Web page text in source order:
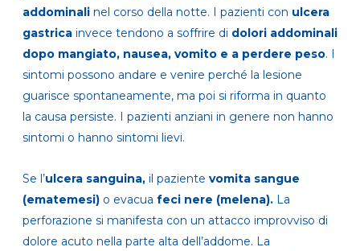
addominali nel corso della notte. I pazienti con ulcera
gastrica invece tendono a soffrire di dolori addominali
dopo mangiato, nausea, vomito e a perdere peso. I
sintomi possono andare e venire perché la lesione
guarisce spontaneamente, ma poi si riforma in quanto
la causa persiste. I pazienti anziani in genere non hanno
sintomi o hanno sintomi lievi.
Se l’ulcera sanguina, il paziente vomita sangue
(ematemesi) o evacua feci nere (melena). La
perforazione si manifesta con un attacco improvviso di
dolore acuto nella parte alta dell’addome. La